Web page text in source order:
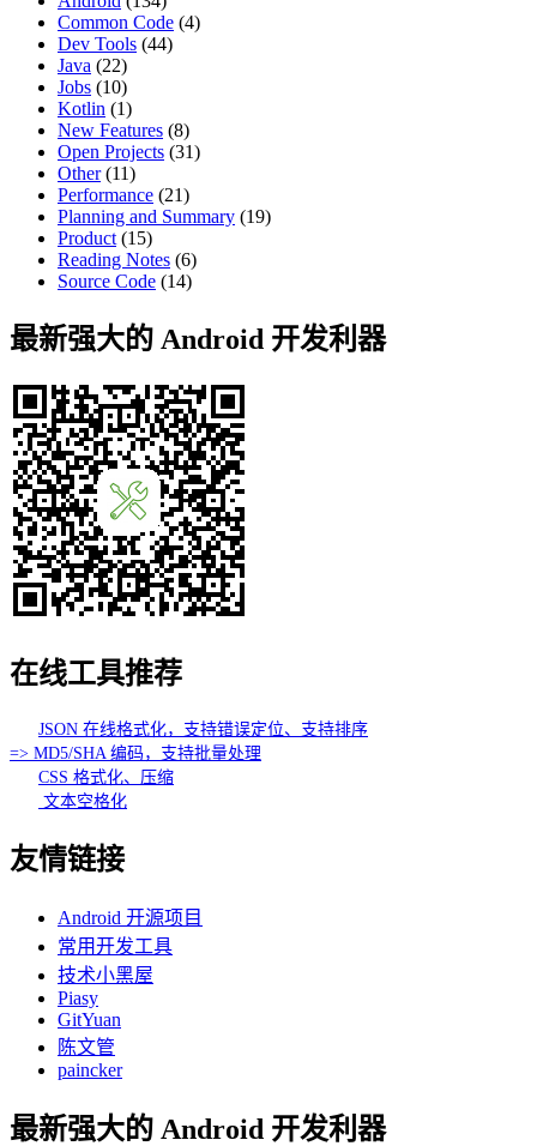
Common Code (4)
Dev Tools (44)
Java (22)
Jobs (10)
Kotlin (1)
New Features (8)
Open Projects (31)
Other(11)
Performance (21)
Planning and Summary (19)
Product (15)
Reading Notes (6)
Source Code (14)
最新强大的 Android 开发利器
在线工具推荐
JSON 在线格式化，支持错误定位、支持排序
=> MD5/SHA 编码，支持批量处理
CSS 格式化、压缩
文本空格化
友情链接
Android 开源项目
常用开发工具
技术小黑屋
Piasy
GitYuan
陈文管
paincker
最新强大的 Android 开发利器